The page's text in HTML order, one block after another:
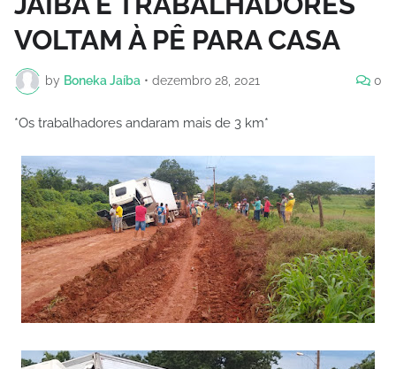
VOLTAM À PÊ PARA CASA
by Boneka Jaíba • dezembro 28, 2021 0
*Os trabalhadores andaram mais de 3 km*